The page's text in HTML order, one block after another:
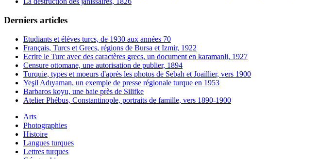
Derniers articles
Etudiants et élèves turcs, de 1930 aux années 70
Français, Turcs et Grecs, régions de Bursa et Izmir, 1922
Ecrire le Turc avec des caractères grecs, un document en karamanli, 1927
Censure ottomane, une autorisation de publier, 1894
Turquie, types et moeurs d'après les photos de Sebah et Joaillier, vers 1900
Yeşil Adıyaman, un exemple de presse régionale turque en 1953
Barbaros koyu, une baie près de Silifke
Atelier Phébus, Constantinople, portraits de famille, vers 1890-1900
Arts
Photographies
Histoire
Langues turques
Lettres turques